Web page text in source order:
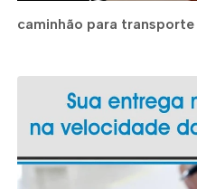
caminhão para